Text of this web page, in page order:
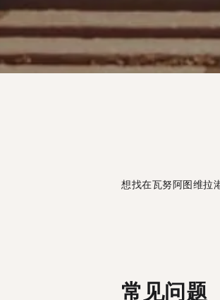
想找在瓦努阿图维拉
常见问题